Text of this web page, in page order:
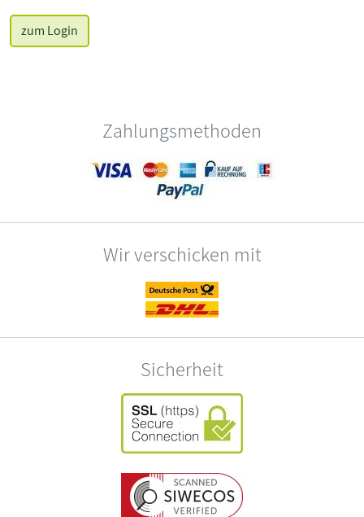
zum Login
Zahlungsmethoden
Wir verschicken mit
Sicherheit